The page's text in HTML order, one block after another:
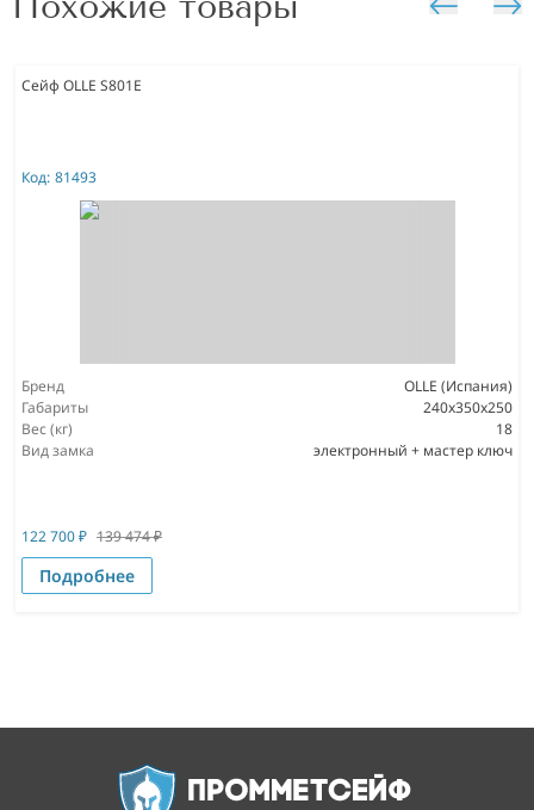
Сейф OLLE S801E
Код: 81493
Бренд
OLLE (Испания)
Габариты
240х350х250
Вес (кг)
18
Вид замка
электронный + мастер ключ
122 700₽ 139 474₽
Подробнее